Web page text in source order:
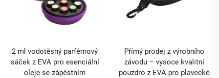
2 ml vodotěsný parfémový
sáček z EVA pro esenciální
oleje se zápěstním
Přímý prodej z výrobního
závodu – vysoce kvalitní
pouzdro z EVA pro plavecké